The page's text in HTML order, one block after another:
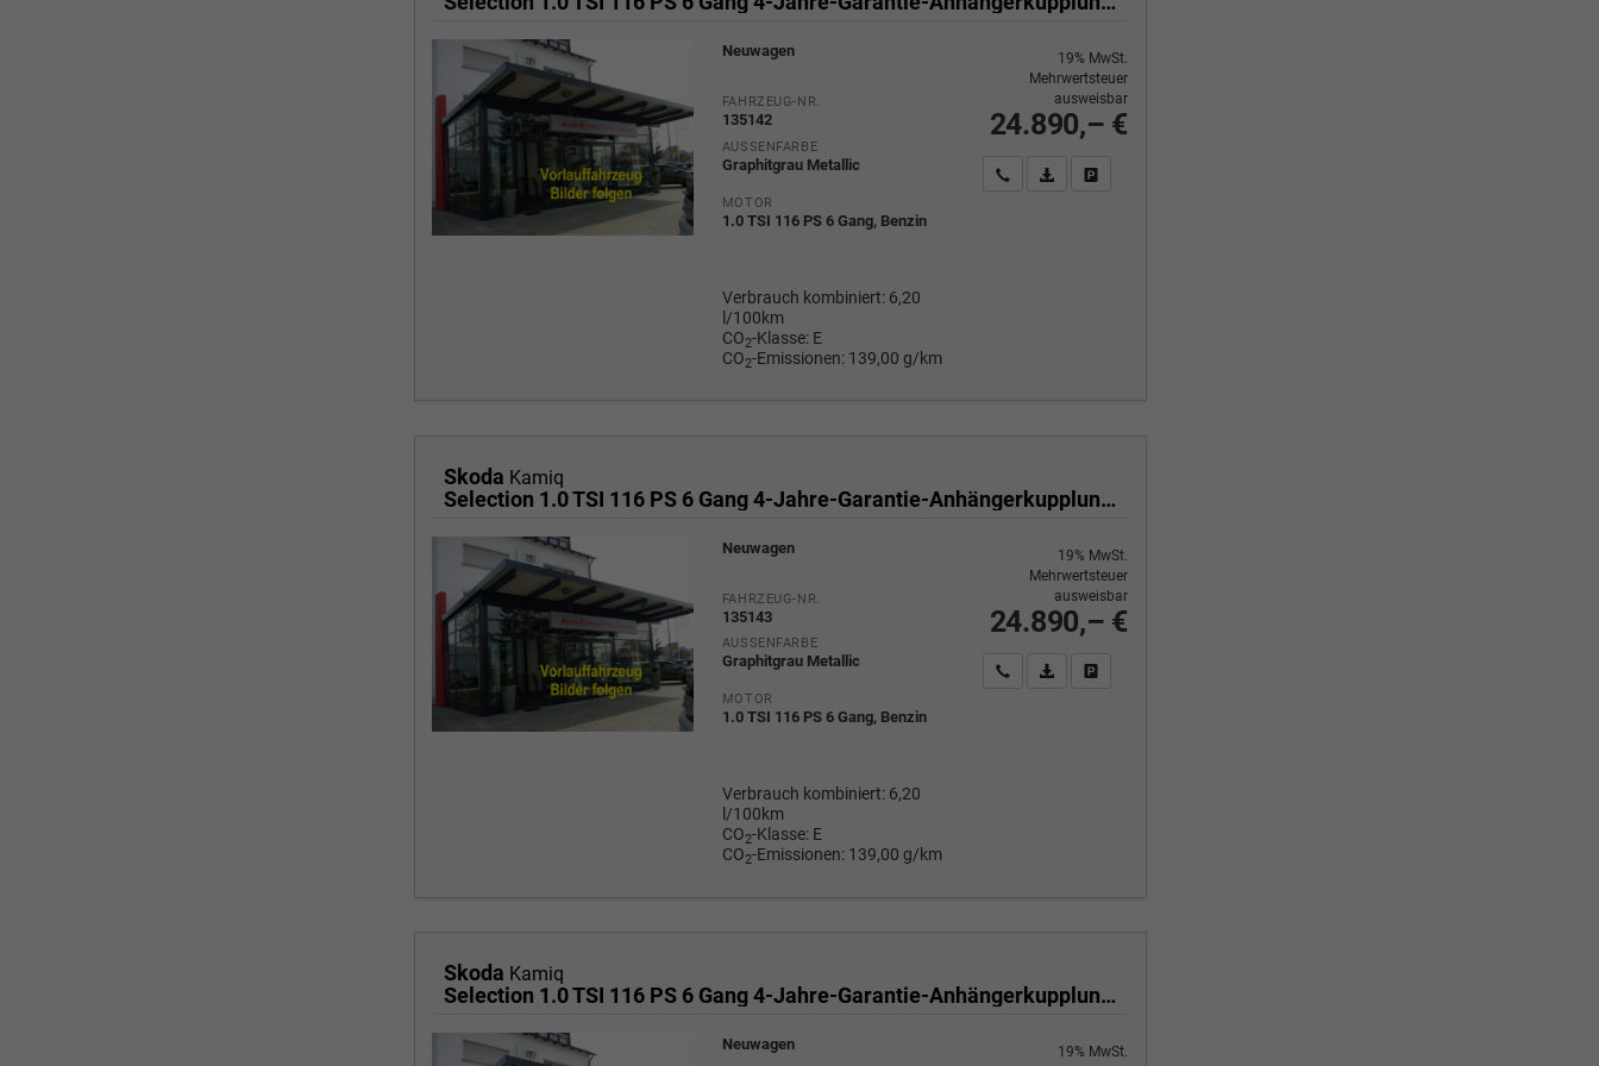
Neuwagen
FAHRZEUG-NR.
135142
AUSSENFARBE
Graphitgrau Metallic
MOTOR
1.0 TSI 116 PS 6 Gang, Benzin
Verbrauch kombiniert: 6,20
l/100km
CO2-Klasse: E
CO2-Emissionen: 139,00 g/km
24.890,– €
19% MwSt.
Mehrwertsteuer
ausweisbar
Wir rufen Sie anPDF-Fahrzeugexposé drucken
Skoda Kamiq
Selection 1.0 TSI 116 PS 6 Gang 4-Jahre-Garantie-Anhängerkupplung schwenkbar-Kessy-16" Alu-2-Zonen-Climatronic-Tempomat-LED-AppleCarPlay-AndroidAuto-Rückfahrkamera-2xPDC
Neuwagen
FAHRZEUG-NR.
135143
AUSSENFARBE
Graphitgrau Metallic
MOTOR
1.0 TSI 116 PS 6 Gang, Benzin
Verbrauch kombiniert: 6,20
l/100km
CO2-Klasse: E
CO2-Emissionen: 139,00 g/km
24.890,– €
19% MwSt.
Mehrwertsteuer
ausweisbar
Wir rufen Sie anPDF-Fahrzeugexposé drucken
Skoda Kamiq
Selection 1.0 TSI 116 PS 6 Gang 4-Jahre-Garantie-Anhängerkupplung schwenkbar-Kessy-16" Alu-2-Zonen-Climatronic-Tempomat-LED-AppleCarPlay-AndroidAuto-Rückfahrkamera-2xPDC
Neuwagen
19% MwSt.